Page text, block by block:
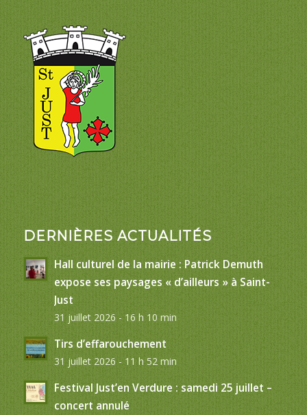
DERNIÈRES ACTUALITÉS
Hall culturel de la mairie : Patrick Demuth
expose ses paysages « d’ailleurs » à Saint-
Just
31 juillet 2026 - 16 h 10 min
Tirs d’effarouchement
31 juillet 2026 - 11 h 52 min
Festival Just’en Verdure : samedi 25 juillet –
concert annulé